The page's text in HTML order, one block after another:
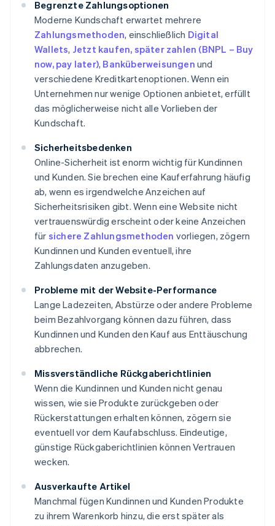
Begrenzte Zahlungsoptionen
Moderne Kundschaft erwartet mehrere
Zahlungsmethoden, einschließlich Digital
Wallets, Jetzt kaufen, später zahlen (BNPL – Buy
now, pay later), Banküberweisungen und
verschiedene Kreditkartenoptionen. Wenn ein
Unternehmen nur wenige Optionen anbietet, erfüllt
das möglicherweise nicht alle Vorlieben der
Kundschaft.
Sicherheitsbedenken
Online-Sicherheit ist enorm wichtig für Kundinnen
und Kunden. Sie brechen eine Kauferfahrung häufig
ab, wenn es irgendwelche Anzeichen auf
Sicherheitsrisiken gibt. Wenn eine Website nicht
vertrauenswürdig erscheint oder keine Anzeichen
für sichere Zahlungsmethoden vorliegen, zögern
Kundinnen und Kunden eventuell, ihre
Zahlungsdaten anzugeben.
Probleme mit der Website-Performance
Lange Ladezeiten, Abstürze oder andere Probleme
beim Bezahlvorgang können dazu führen, dass
Kundinnen und Kunden den Kauf aus Enttäuschung
abbrechen.
Missverständliche Rückgaberichtlinien
Wenn die Kundinnen und Kunden nicht genau
wissen, wie sie Produkte zurückgeben oder
Rückerstattungen erhalten können, zögern sie
eventuell vor dem Kaufabschluss. Eindeutige,
günstige Rückgaberichtlinien können Vertrauen
wecken.
Ausverkaufte Artikel
Manchmal fügen Kundinnen und Kunden Produkte
zu ihrem Warenkorb hinzu, die erst später als